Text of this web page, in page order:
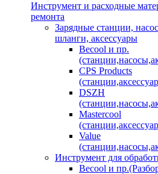
Инструмент и расходные
ремонта
Зарядные станции,
шланги, аксессуары
Becool и пр.
CPS Products
DSZH
Mastercool
Value
Инструмент для
Becool и